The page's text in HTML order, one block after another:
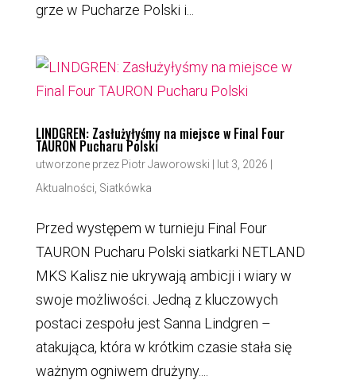
grze w Pucharze Polski i...
LINDGREN: Zasłużyłyśmy na miejsce w Final Four
TAURON Pucharu Polski
utworzone przez Piotr Jaworowski | lut 3, 2026 |
Aktualności Siatkówka
Przed występem w turnieju Final Four
TAURON Pucharu Polski siatkarki NETLAND
MKS Kalisz nie ukrywają ambicji i wiary w
swoje możliwości. Jedną z kluczowych
postaci zespołu jest Sanna Lindgren –
atakująca, która w krótkim czasie stała się
ważnym ogniwem drużyny....